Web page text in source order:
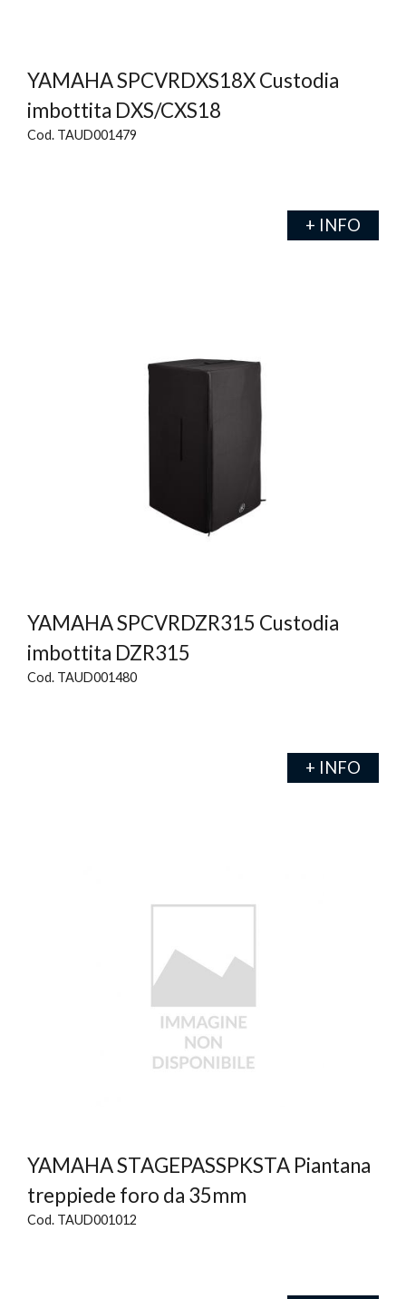
YAMAHA SPCVRDXS18X Custodia
imbottita DXS/CXS18
Cod. TAUD001479
+ INFO
YAMAHA SPCVRDZR315 Custodia
imbottita DZR315
Cod. TAUD001480
+ INFO
YAMAHA STAGEPASSPKSTA Piantana
treppiede foro da 35mm
Cod. TAUD001012